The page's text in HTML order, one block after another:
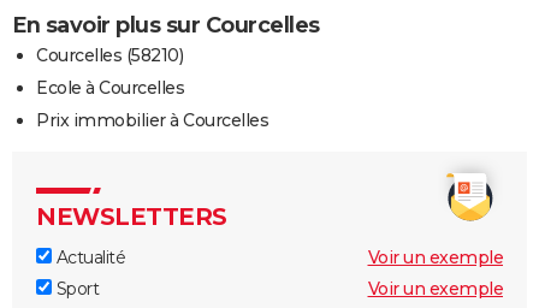
En savoir plus sur Courcelles
Courcelles (58210)
Ecole à Courcelles
Prix immobilier à Courcelles
NEWSLETTERS
Actualité
Voir un exemple
Sport
Voir un exemple